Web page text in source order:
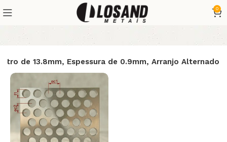
0
de 13.8mm, Espessura de 0.9mm, Arranjo Alternado